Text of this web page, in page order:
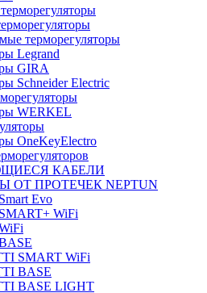
терморегуляторы
Legrand
GIRA
Schneider Electric
WERKEL
OneKeyElectro
КАБЕЛИ
ПРОТЕЧЕК NEPTUN
Evo
WiFi
SMART WiFi
BASE
BASE LIGHT